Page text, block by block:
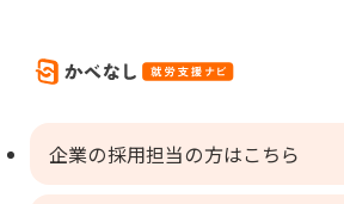
企業の採用担当の方はこちら